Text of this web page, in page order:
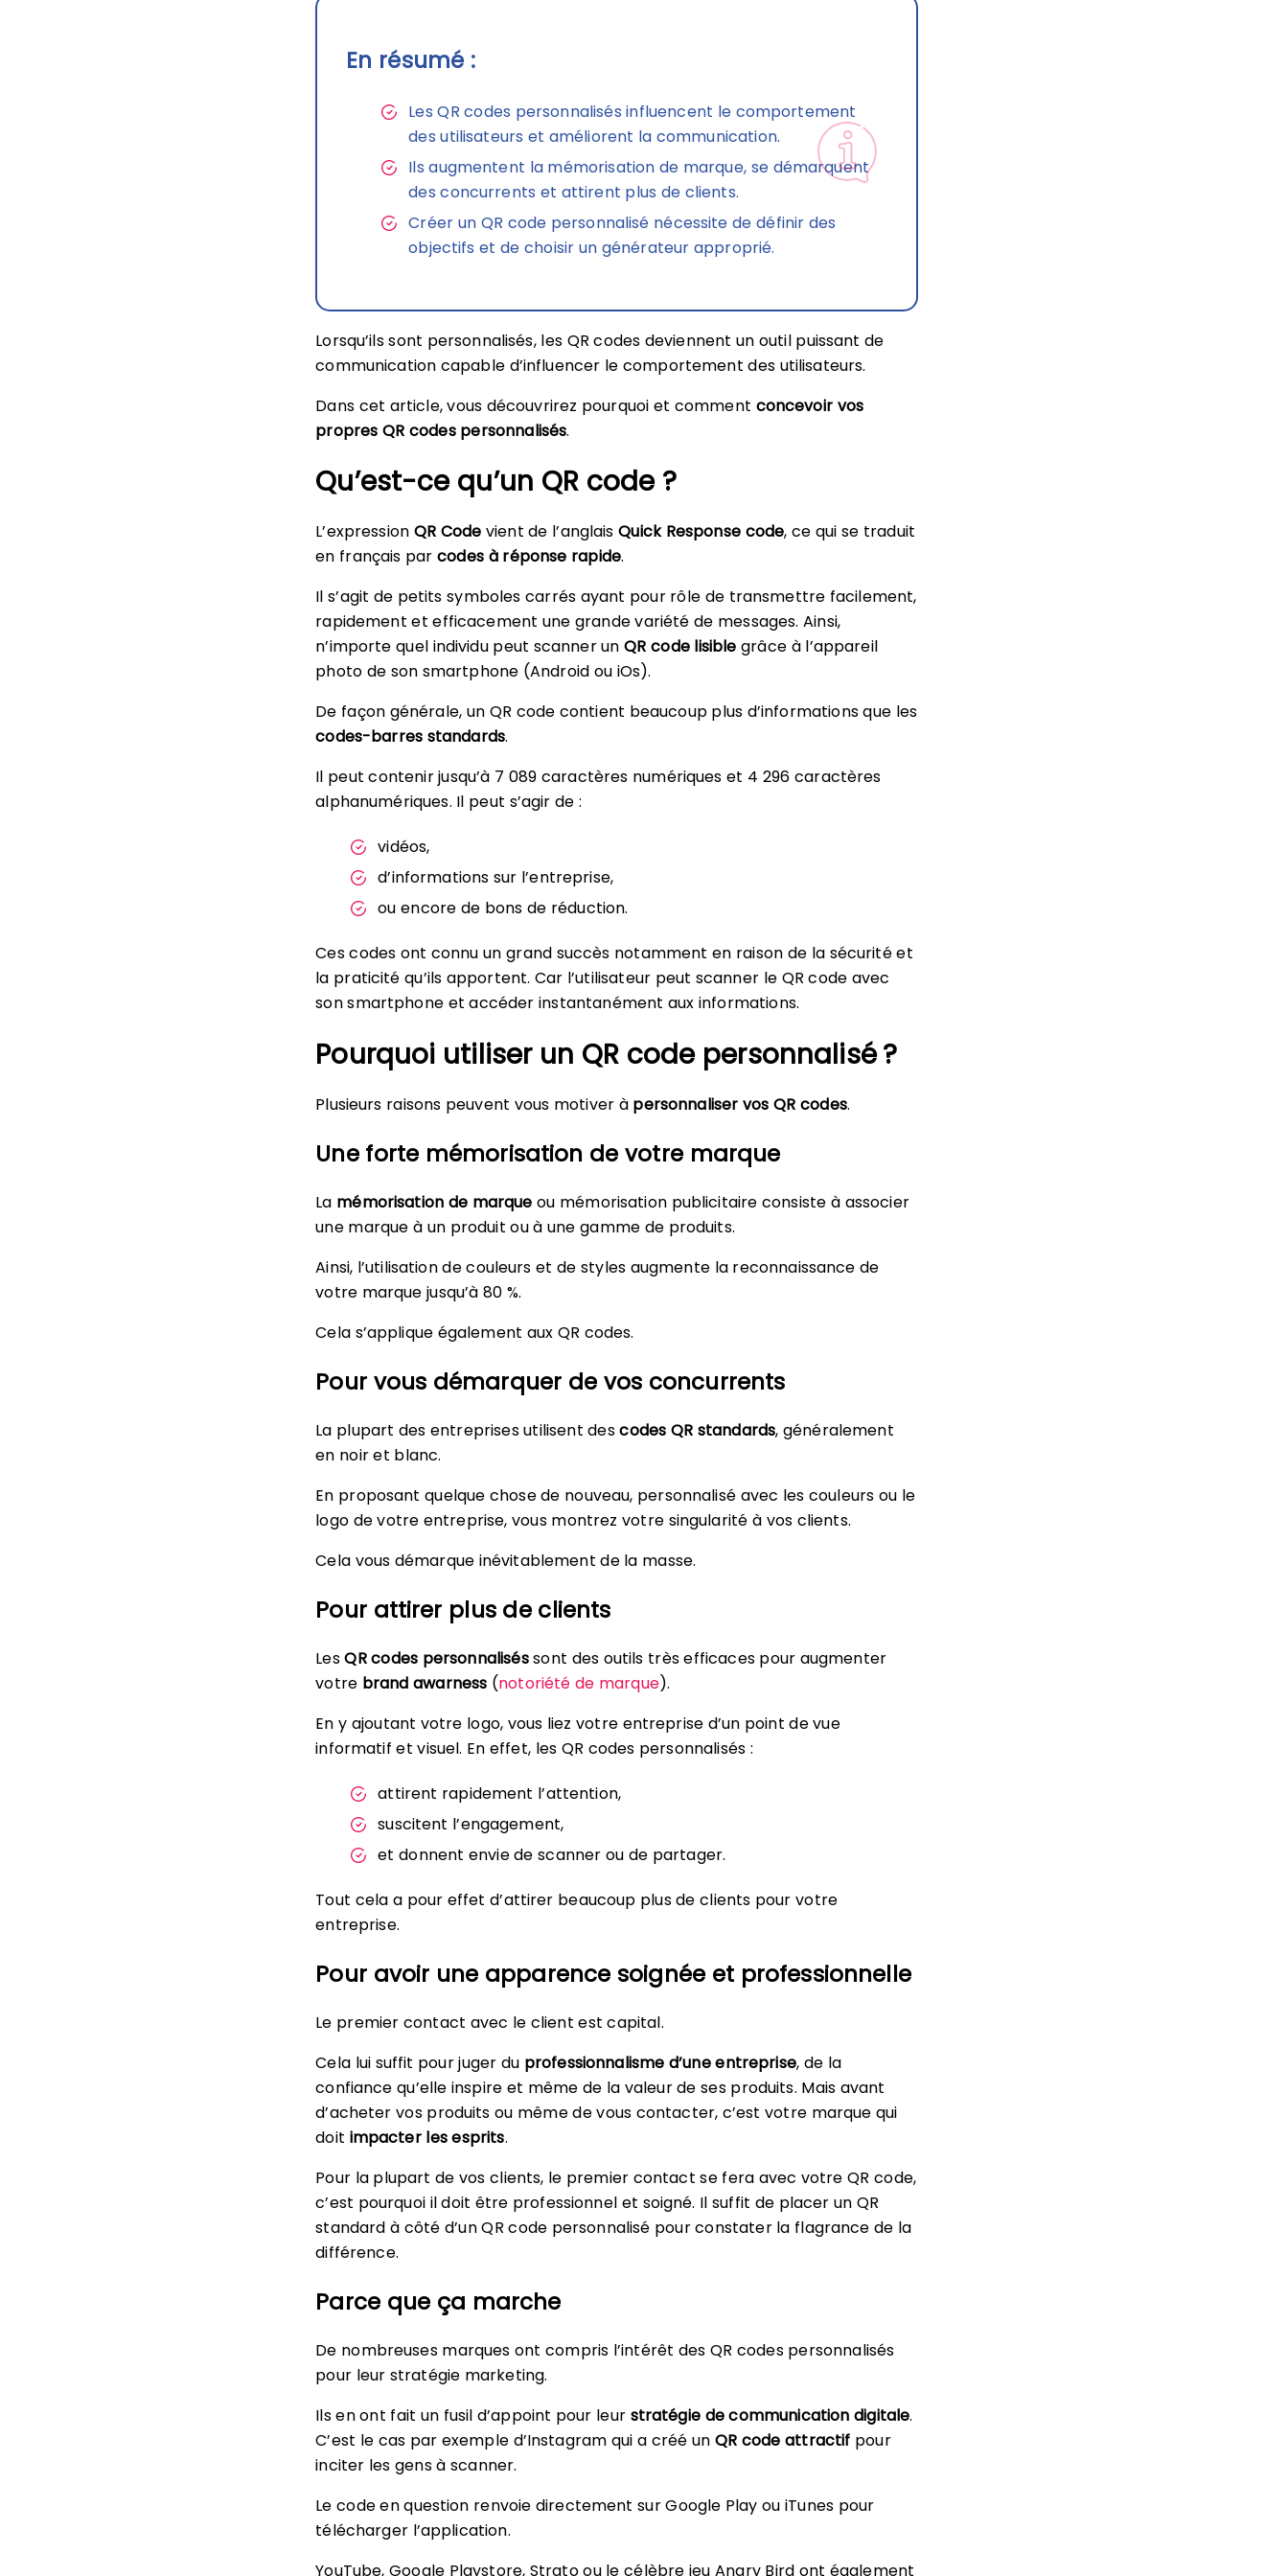
En résumé :
Les QR codes personnalisés influencent le comportement
des utilisateurs et améliorent la communication.
Ils augmentent la mémorisation de marque, se démarquent
des concurrents et attirent plus de clients.
Créer un QR code personnalisé nécessite de définir des
objectifs et de choisir un générateur approprié.
Lorsqu’ils sont personnalisés, les QR codes deviennent un outil puissant de
communication capable d’influencer le comportement des utilisateurs.
Dans cet article, vous découvrirez pourquoi et comment concevoir vos
propres QR codes personnalisés.
Qu’est-ce qu’un QR code ?
L’expression QR Code vient de l’anglaisQuick Response code, ce qui se traduit
en français parcodes à réponse rapide.
Il s’agit de petits symboles carrés ayant pour rôle de transmettre facilement,
rapidement et efficacement une grande variété de messages. Ainsi,
n’importe quel individu peut scanner unQR code lisible grâce à l’appareil
photo de son smartphone (Android ou iOs).
De façon générale, un QR code contient beaucoup plus d’informations que les
codes-barres standards.
Il peut contenir jusqu’à 7 089 caractères numériques et 4 296 caractères
alphanumériques. Il peut s’agir de :
vidéos,
d’informations sur l’entreprise,
ou encore de bons de réduction.
Ces codes ont connu un grand succès notamment en raison de la sécurité et
la praticité qu’ils apportent. Car l’utilisateur peut scanner le QR code avec
son smartphone et accéder instantanément aux informations.
Pourquoi utiliser un QR code personnalisé ?
Plusieurs raisons peuvent vous motiver à personnaliser vos QR codes.
Une forte mémorisation de votre marque
La mémorisation de marque ou mémorisation publicitaire consiste à associer
une marque à un produit ou à une gamme de produits.
Ainsi, l’utilisation de couleurs et de styles augmente la reconnaissance de
votre marque jusqu’à 80 %.
Cela s’applique également aux QR codes.
Pour vous démarquer de vos concurrents
La plupart des entreprises utilisent descodes QR standards, généralement
en noir et blanc.
En proposant quelque chose de nouveau, personnalisé avec les couleurs ou le
logo de votre entreprise, vous montrez votre singularité à vos clients.
Cela vous démarque inévitablement de la masse.
Pour attirer plus de clients
LesQR codes personnaliséssont des outils très efficaces pour augmenter
votre brand awarness (notoriété de marque).
En y ajoutant votre logo, vous liez votre entreprise d’un point de vue
informatif et visuel. En effet, les QR codes personnalisés :
attirent rapidement l’attention,
suscitent l’engagement,
et donnent envie de scanner ou de partager.
Tout cela a pour effet d’attirer beaucoup plus de clients pour votre
entreprise.
Pour avoir une apparence soignée et professionnelle
Le premier contact avec le client est capital.
Cela lui suffit pour juger du professionnalisme d’une entreprise, de la
confiance qu’elle inspire et même de la valeur de ses produits. Mais avant
d’acheter vos produits ou même de vous contacter, c’est votre marque qui
doit impacter les esprits.
Pour la plupart de vos clients, le premier contact se fera avec votre QR code,
c’est pourquoi il doit être professionnel et soigné. Il suffit de placer un QR
standard à côté d’un QR code personnalisé pour constater la flagrance de la
différence.
Parce que ça marche
De nombreuses marques ont compris l’intérêt des QR codes personnalisés
pour leur stratégie marketing.
Ils en ont fait un fusil d’appoint pour leur stratégie de communication digitale.
C’est le cas par exemple d’Instagram qui a créé un QR code attractif pour
inciter les gens à scanner.
Le code en question renvoie directement sur Google Play ou iTunes pour
télécharger l’application.
YouTube, Google Playstore, Strato ou le célèbre jeu Angry Bird ont également